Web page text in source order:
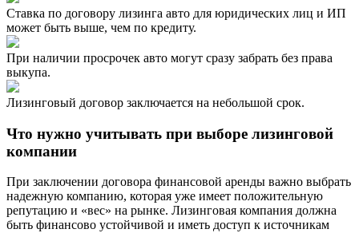
Cтавка по договору лизинга авто для юридических лиц и ИП
может быть выше, чем по кредиту.
При наличии просрочек авто могут сразу забрать без права
выкупа.
Лизинговый договор заключается на небольшой срок.
Что нужно учитывать при выборе лизинговой
компании
При заключении договора финансовой аренды важно выбрать
надежную компанию, которая уже имеет положительную
репутацию и «вес» на рынке. Лизинговая компания должна
быть финансово устойчивой и иметь доступ к источникам